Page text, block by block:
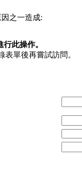
之一造成:
此操作。
單後再嘗試訪問。